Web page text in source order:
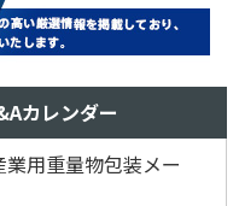
カレンダー
用重量物包装メー